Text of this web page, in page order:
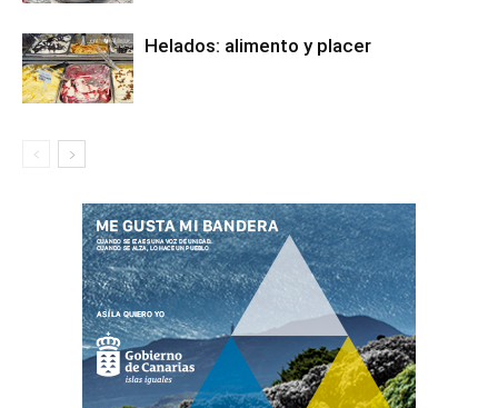
Helados: alimento y placer